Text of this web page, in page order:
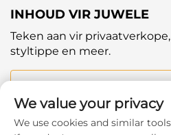
INHOUD VIR JUWELE
Teken aan vir
styltippe en meer.
U e-pos
Subscribe
We value your privacy
We use cookies and similar